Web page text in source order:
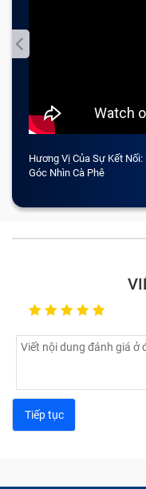
Hương Vị Của Sự Kết
Góc Nhìn Cà Phê